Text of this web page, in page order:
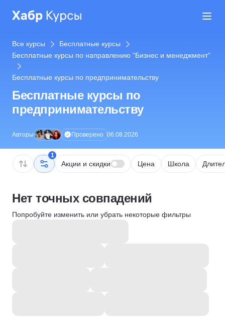
Все курсы
Бесплатные курсы
Бесплатные курсы по направлению "Бизнес и менеджмент"
Бесплатные курсы по предпринимательству
Бесплатные курсы по
предпринимательству
Авторы Проверено 06.08.2026
1
Акции и скидки Цена Школа
Нет точных совпадений
Попробуйте изменить или убрать некоторые фильтры